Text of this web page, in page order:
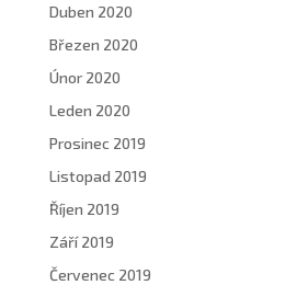
Duben 2020
Březen 2020
Únor 2020
Leden 2020
Prosinec 2019
Listopad 2019
Říjen 2019
Září 2019
Červenec 2019